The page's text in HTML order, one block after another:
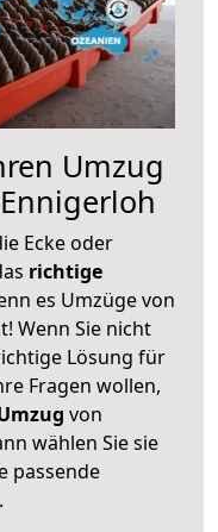
Umzug
Ecke oder
richtige
es Umzüge von
Wenn Sie nicht
Lösung für
Fragen wollen,
von
wählen Sie sie
passende